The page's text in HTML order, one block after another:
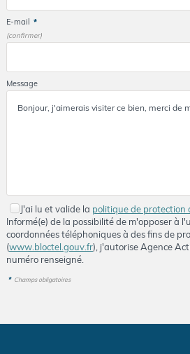
E-mail *
(confirmer)
Message
J'ai lu et valide la politique de protection
Informé(e) de la possibilité de m'opposer à
coordonnées téléphoniques à des fins de
(www.bloctel.gouv.fr), j'autorise Agence
numéro renseigné.
* Champs obligatoires